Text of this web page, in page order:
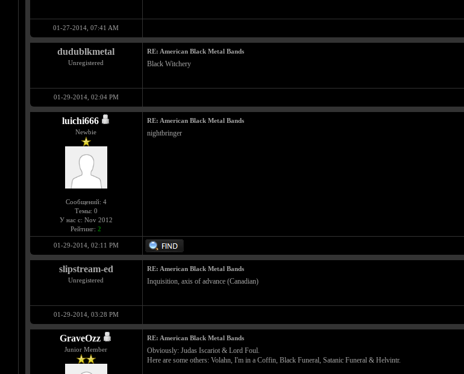
01-27-2014, 07:41 AM
dudublkmetal
Unregistered
RE: American Black Metal Bands
Black Witchery
01-29-2014, 02:04 PM
luichi666
Newbie
Сообщений: 4
Темы: 0
У нас с: Nov 2012
Рейтинг: 2
RE: American Black Metal Bands
nightbringer
01-29-2014, 02:11 PM
slipstream-ed
Unregistered
RE: American Black Metal Bands
Inquisition, axis of advance (Canadian)
01-29-2014, 03:28 PM
GraveOzz
Junior Member
RE: American Black Metal Bands
Obviously: Judas Iscariot & Lord Foul.
Here are some others: Volahn, I'm in a Coffin, Black Funeral, Satanic Funeral & Helvintr.